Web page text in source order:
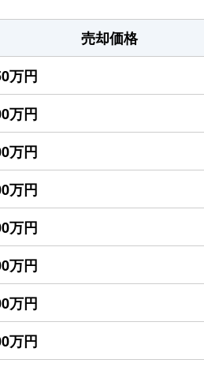
売却価格
万円
万円
万円
万円
万円
万円
万円
万円